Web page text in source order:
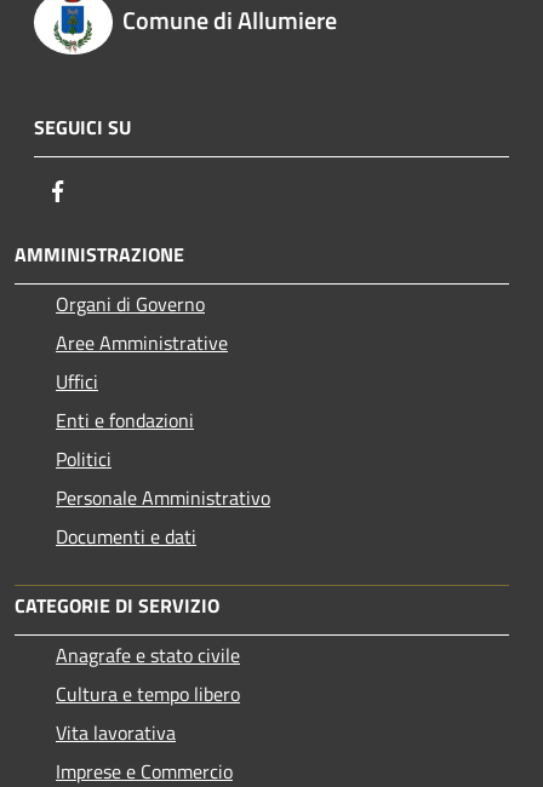
Comune di Allumiere
SEGUICI SU
AMMINISTRAZIONE
Organi di Governo
Aree Amministrative
Uffici
Enti e fondazioni
Politici
Personale Amministrativo
Documenti e dati
CATEGORIE DI SERVIZIO
Anagrafe e stato civile
Cultura e tempo libero
Vita lavorativa
Imprese e Commercio